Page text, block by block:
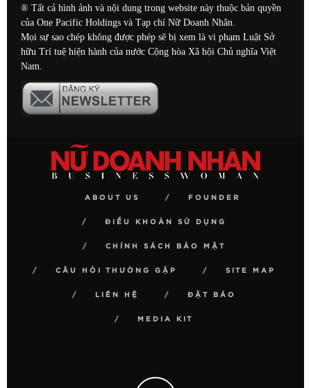
® Tất cả hình ảnh và nội dung trong website này thuộc bản quyền
của One Pacific Holdings và Tạp chí Nữ Doanh Nhân.
Mọi sự sao chép không được phép sẽ bị xem là vi phạm Luật Sở
hữu Trí tuệ hiện hành của nước Cộng hòa Xã hội Chủ nghĩa Việt
Nam.
ABOUT US FOUNDER
ĐIỀU KHOẢN SỬ DỤNG
CHÍNH SÁCH BẢO MẬT
CÂU HỎI THƯỜNG GẶP SITE MAP
LIÊN HỆ ĐẶT BÁO
MEDIA KIT